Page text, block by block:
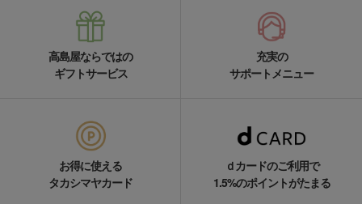
高島屋ならではの
ギフトサービス
充実の
サポートメニュー
お得に使える
タカシマヤカード
ｄカードのご利用で
1.5%のポイントがたまる